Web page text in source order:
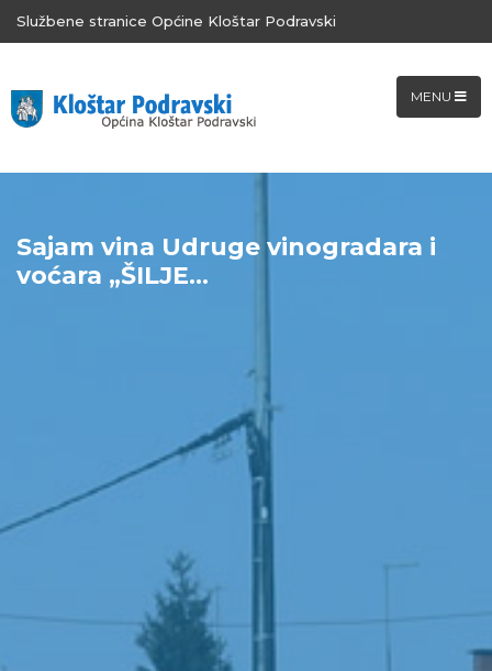
Službene stranice Općine Kloštar Podravski
MENU
Sajam vina Udruge vinogradara i
voćara „ŠILJE...